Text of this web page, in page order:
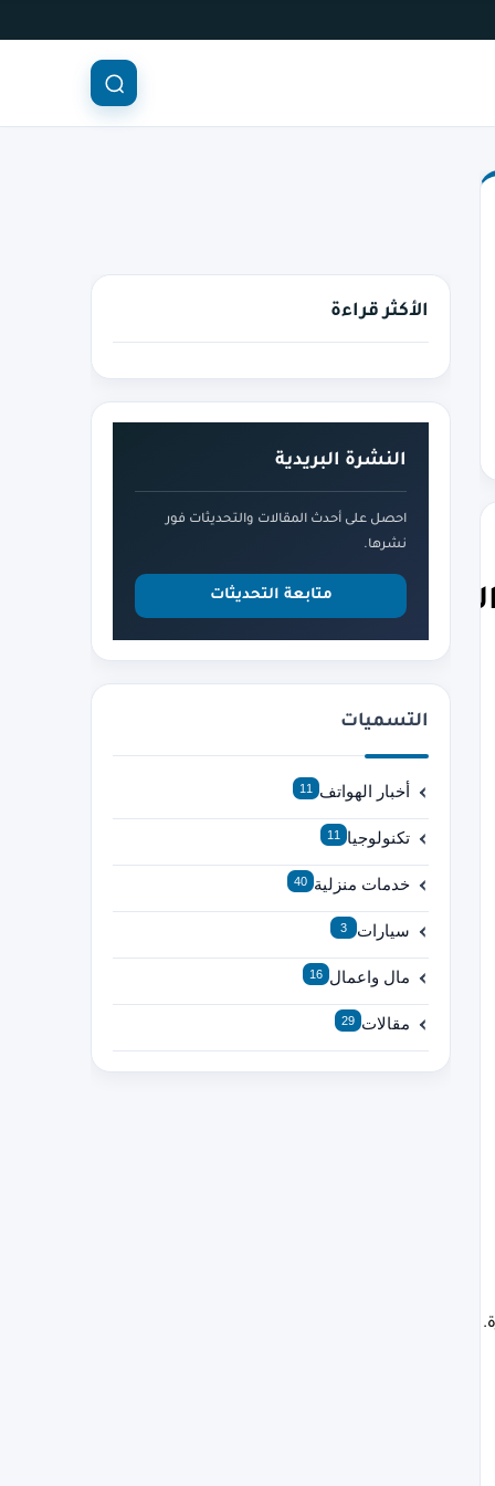
الأكثر قراءة
النشرة البريدية
احصل على أحدث المقالات والتحديثات فور
نشرها.
متابعة التحديثات
التسميات
أخبار الهواتف 11
تكنولوجيا 11
خدمات منزلية 40
سيارات 3
مال واعمال 16
مقالات 29